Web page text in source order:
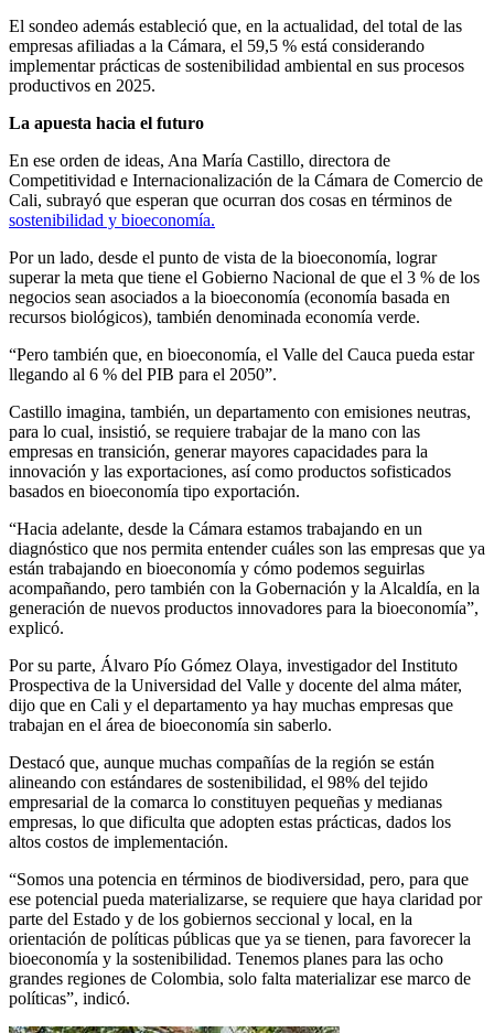
El sondeo además estableció que, en la actualidad, del total de las
empresas afiliadas a la Cámara, el 59,5 % está considerando
implementar prácticas de sostenibilidad ambiental en sus procesos
productivos en 2025.
La apuesta hacia el futuro
En ese orden de ideas, Ana María Castillo, directora de
Competitividad e Internacionalización de la Cámara de Comercio de
Cali, subrayó que esperan que ocurran dos cosas en términos de
sostenibilidad y bioeconomía.
Por un lado, desde el punto de vista de la bioeconomía, lograr
superar la meta que tiene el Gobierno Nacional de que el 3 % de los
negocios sean asociados a la bioeconomía (economía basada en
recursos biológicos), también denominada economía verde.
“Pero también que, en bioeconomía, el Valle del Cauca pueda estar
llegando al 6 % del PIB para el 2050”.
Castillo imagina, también, un departamento con emisiones neutras,
para lo cual, insistió, se requiere trabajar de la mano con las
empresas en transición, generar mayores capacidades para la
innovación y las exportaciones, así como productos sofisticados
basados en bioeconomía tipo exportación.
“Hacia adelante, desde la Cámara estamos trabajando en un
diagnóstico que nos permita entender cuáles son las empresas que ya
están trabajando en bioeconomía y cómo podemos seguirlas
acompañando, pero también con la Gobernación y la Alcaldía, en la
generación de nuevos productos innovadores para la bioeconomía”,
explicó.
Por su parte, Álvaro Pío Gómez Olaya, investigador del Instituto
Prospectiva de la Universidad del Valle y docente del alma máter,
dijo que en Cali y el departamento ya hay muchas empresas que
trabajan en el área de bioeconomía sin saberlo.
Destacó que, aunque muchas compañías de la región se están
alineando con estándares de sostenibilidad, el 98% del tejido
empresarial de la comarca lo constituyen pequeñas y medianas
empresas, lo que dificulta que adopten estas prácticas, dados los
altos costos de implementación.
“Somos una potencia en términos de biodiversidad, pero, para que
ese potencial pueda materializarse, se requiere que haya claridad por
parte del Estado y de los gobiernos seccional y local, en la
orientación de políticas públicas que ya se tienen, para favorecer la
bioeconomía y la sostenibilidad. Tenemos planes para las ocho
grandes regiones de Colombia, solo falta materializar ese marco de
políticas”, indicó.